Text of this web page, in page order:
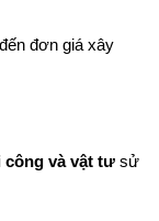
đơn giá xây
và vật tư sử